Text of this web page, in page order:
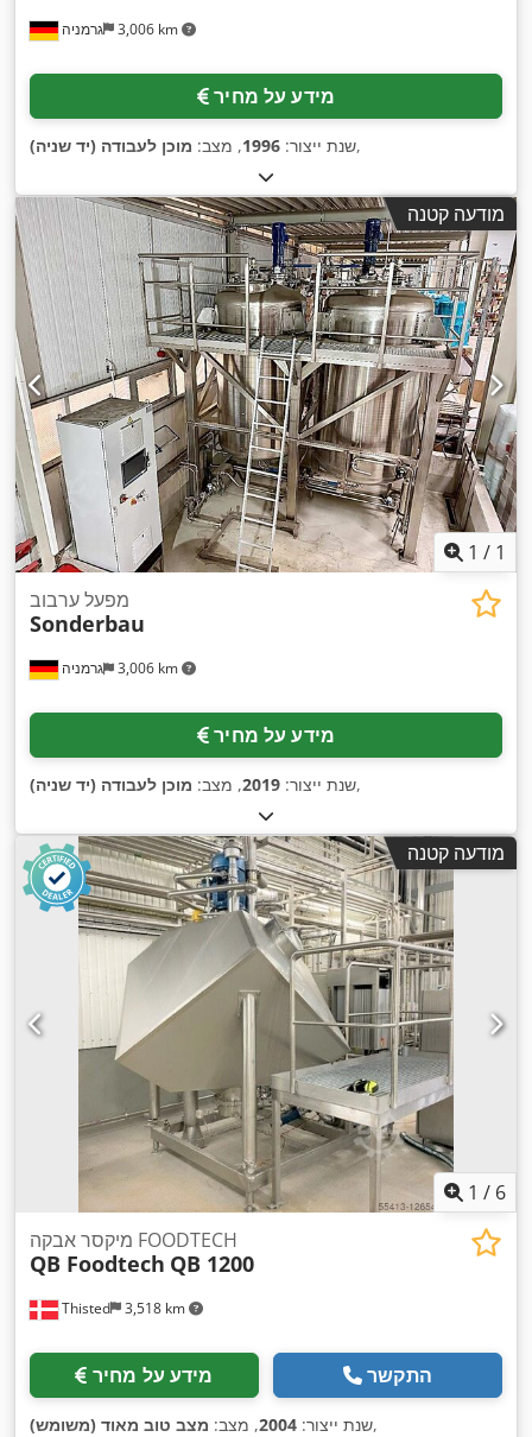
גרמניה 3,006 km
מידע על מחיר
שנת ייצור: 1996, מצב: מוכן לעבודה (יד שניה) ,
מודעה קטנה
1 / 1
גרמניה 3,006 km
מפעל ערבוב
Sonderbau
מידע על מחיר
שנת ייצור: 2019, מצב: מוכן לעבודה (יד שניה) ,
מודעה קטנה
1 / 6
Thisted 3,518 km
מיקסר אבקה FOODTECH
QB Foodtech QB 1200
מידע על מחיר התקשר
שנת ייצור: 2004, מצב: מצב טוב מאוד (משומש) ,